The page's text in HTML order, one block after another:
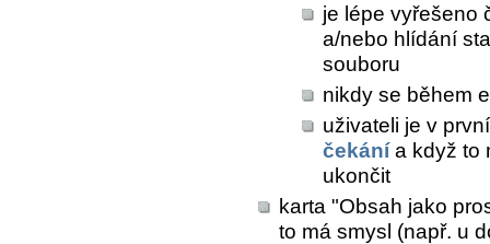
je lépe vyřešeno
a/nebo hlídání
souboru
nikdy se během
uživateli je v
čekánía když to
ukončit
karta "Obsah jako
to má smysl (např. u